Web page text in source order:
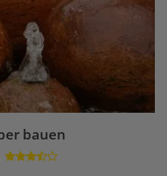
bauen